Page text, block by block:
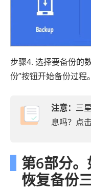
步骤4. 选择要备份的
份”按钮开始备份过程。
注意： 三
息吗？点击
第6部分
恢复备份